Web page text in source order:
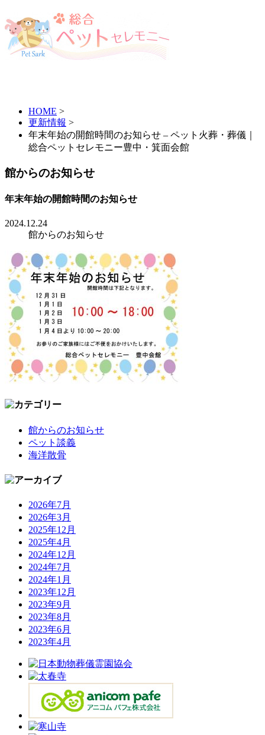
HOME >
更新情報 >
年末年始の開館時間のお知らせ – ペット火葬・葬儀｜
総合ペットセレモニー豊中・箕面会館
館からのお知らせ
年末年始の開館時間のお知らせ
2024.12.24
館からのお知らせ
館からのお知らせ
ペット談義
海洋散骨
2026年7月
2026年3月
2025年12月
2025年4月
2024年12月
2024年7月
2024年1月
2023年12月
2023年9月
2023年8月
2023年6月
2023年4月